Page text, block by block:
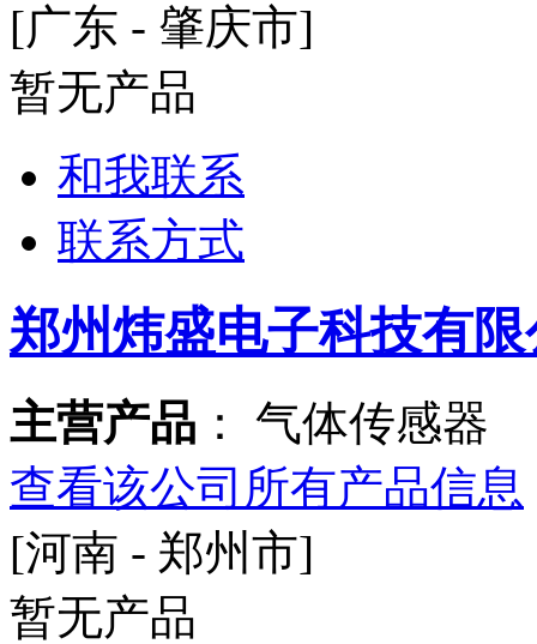
[广东 - 肇庆市]
暂无产品
和我联系
联系方式
郑州炜盛电子科技有
主营产品 ： 气体传感器
查看该公司所有产品信息
[河南 - 郑州市]
暂无产品